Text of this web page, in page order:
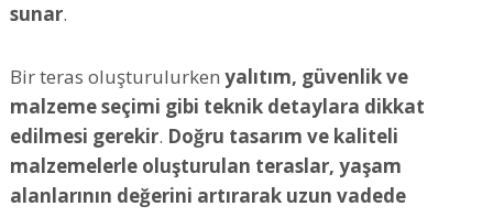
sunar.
Bir teras oluşturulurkenyalıtım, güvenlik ve
malzeme seçimi gibi teknik detaylara dikkat
edilmesi gerekir. Doğru tasarım ve kaliteli
malzemelerle oluşturulan teraslar, yaşam
alanlarının değerini artırarak uzun vadede